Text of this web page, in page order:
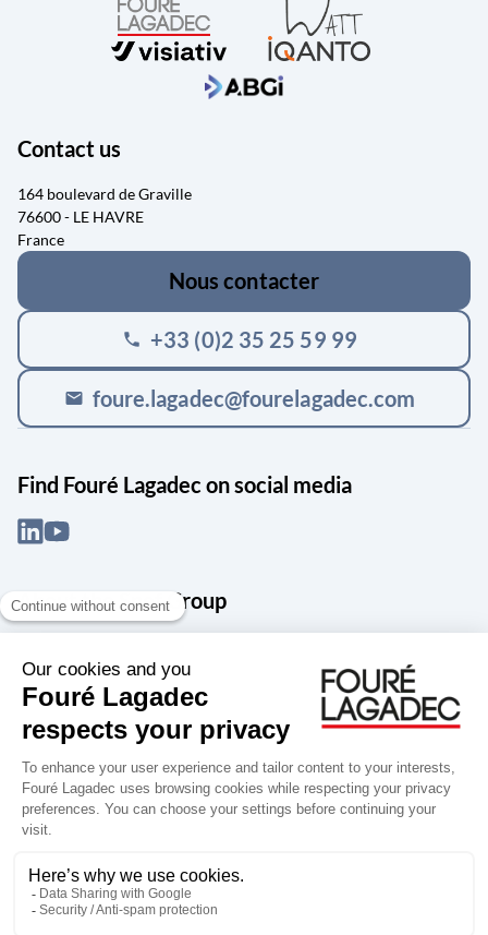
Contact us
164 boulevard de Graville
76600 - LE HAVRE
France
Nous contacter
phone +33 (0)2 35 25 59 99
mail foure.lagadec@fourelagadec.com
Find Fouré Lagadec on social media
About the Snef Group
services group, Groupe Snef is a French leader in engineering and
construction management; electrical and mechanical systems
integration and maintenance; design and manufacture of industrial
solutions; digital transformation, data management and
cybersecurity; publishing and integration of specialized software
for design, product life and performance management.
Accessibility: partially compliant